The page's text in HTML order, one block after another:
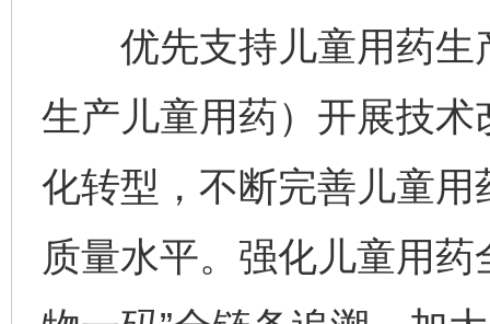
优先支持儿童用药生
生产儿童用药）开展技
化转型，不断完善儿童
质量水平。强化儿童用